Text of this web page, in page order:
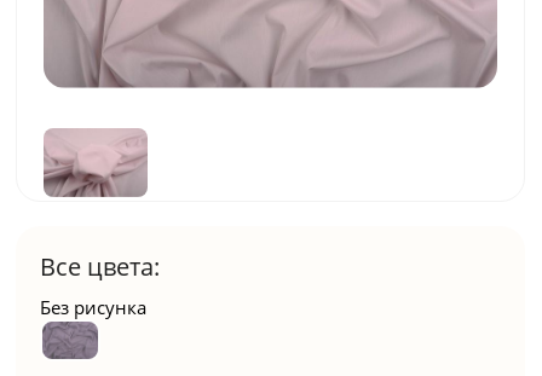
Все цвета:
Без рисунка